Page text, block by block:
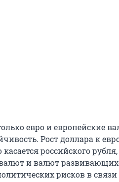
евро и европейские
Рост доллара к
российского
и валют
рисков в